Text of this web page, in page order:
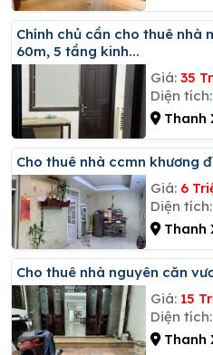
Chính chủ cần cho thuê nhà ngõ 282 nguyễn huy tưởng
60m, 5 tầng kinh...
Giá: 35
Diện tích:
Thanh
Cho thuê nhà ccmn khương
Giá: 6
Diện tích:
Thanh
Cho thuê nhà nguyên căn
Giá: 15
Diện tích:
Thanh